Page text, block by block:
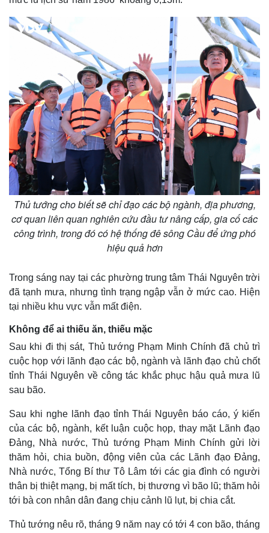
Kinh tế
Bất động sản
Khởi nghiệp
Thị trường
Giá vàng
Tỷ giá
Giá cà phê
Thủ tướng cho biết sẽ chỉ đạo các bộ ngành, địa phương,
cơ quan liên quan nghiên cứu đầu tư nâng cấp, gia cố các
công trình, trong đó có hệ thống đê sông Cầu để ứng phó
hiệu quả hơn
Trong sáng nay tại các phường trung tâm Thái Nguyên trời
đã tạnh mưa, nhưng tình trạng ngập vẫn ở mức cao. Hiện
tại nhiều khu vực vẫn mất điện.
Không để ai thiếu ăn, thiếu mặc
Sau khi đi thị sát, Thủ tướng Phạm Minh Chính đã chủ trì
cuộc họp với lãnh đạo các bộ, ngành và lãnh đạo chủ chốt
tỉnh Thái Nguyên về công tác khắc phục hậu quả mưa lũ
sau bão.
Sau khi nghe lãnh đạo tỉnh Thái Nguyên báo cáo, ý kiến
của các bộ, ngành, kết luận cuộc họp, thay mặt Lãnh đạo
Đảng, Nhà nước, Thủ tướng Phạm Minh Chính gửi lời
thăm hỏi, chia buồn, động viên của các Lãnh đạo Đảng,
Nhà nước, Tổng Bí thư Tô Lâm tới các gia đình có người
thân bị thiệt mạng, bị mất tích, bị thương vì bão lũ; thăm hỏi
tới bà con nhân dân đang chịu cảnh lũ lụt, bị chia cắt.
Thủ tướng nêu rõ, tháng 9 năm nay có tới 4 con bão, tháng